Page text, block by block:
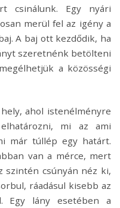
csinálunk. Egy nyári
merül fel az igény a
A baj ott kezdődik, ha
szeretnénk betölteni
a közösségi
ahol istenélményre
mi az ami
már túllép egy határt.
van a mérce, mert
szintén csúnyán néz ki,
ráadásul kisebb az
Egy lány esetében a